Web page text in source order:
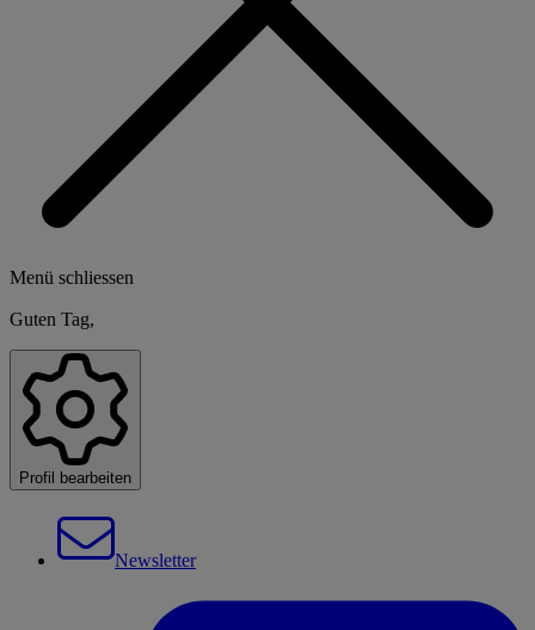
Menü schliessen
Guten Tag,
Profil bearbeiten
Newsletter